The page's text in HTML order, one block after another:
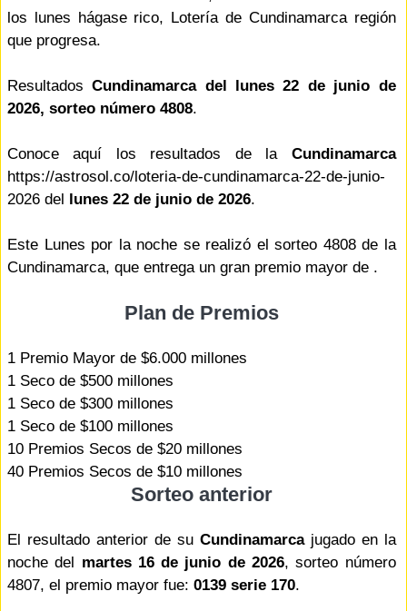
los lunes hágase rico, Lotería de Cundinamarca región
que progresa.
ResultadosCundinamarca del lunes 22 de junio de
2026, sorteo número 4808.
Conoce aquí los resultados de la Cundinamarca
https://astrosol.co/loteria-de-cundinamarca-22-de-junio-
2026 del lunes 22 de junio de 2026.
Este Lunes por la noche se realizó el sorteo 4808 de la
Cundinamarca, que entrega un gran premio mayor de .
Plan de Premios
1 Premio Mayor de $6.000 millones
1 Seco de $500 millones
1 Seco de $300 millones
1 Seco de $100 millones
10 Premios Secos de $20 millones
40 Premios Secos de $10 millones
Sorteo anterior
El resultado anterior de su Cundinamarcajugado en la
noche del martes 16 de junio de 2026, sorteo número
4807, el premio mayor fue: 0139 serie 170.